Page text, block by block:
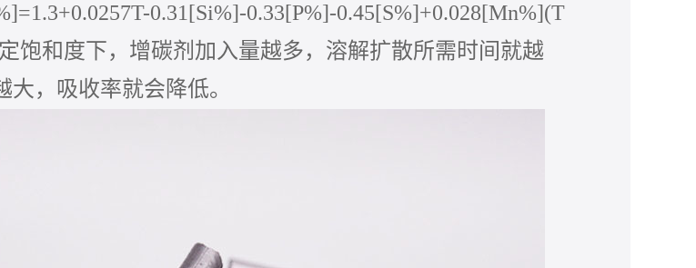
0.31[Si%]-0.33[P%]-0.45[S%]+0.028[Mn%](T
饱和度下，增碳剂加入量越多，溶解扩散所需时间就越
，吸收率就会降低。